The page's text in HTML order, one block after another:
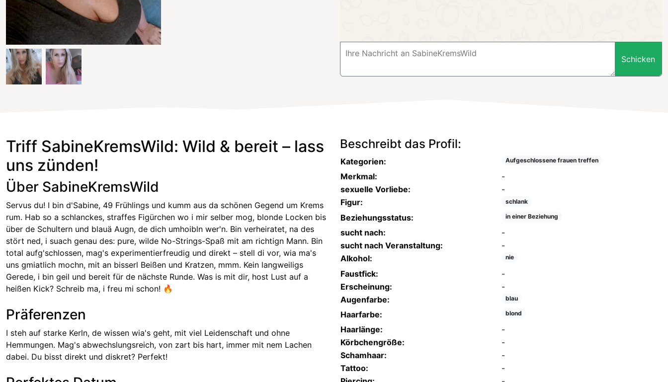
Schicken
Triff SabineKremsWild: Wild & bereit – lass
uns zünden!
Über SabineKremsWild
Servus du! I bin d'Sabine, 49 Frühlings und kumm aus da schönen Gegend um Krems
rum. Hab so a schlanckes, straffes Figürchen wo i mir selber mog, blonde Locken bis
über de Schultern und blauä Augn, de dich umhoibln wer'n. Bin verheiratet, na des
stört ned, i suach genau des: pure, wilde No-Strings-Spaß mit am richtign Mann. Bin
total aufg'schlossen, mag's experimentierfreudig und direkt – stell di vor, wia ma's
uns gmiatlich mochn, mit an bisserl Beißen und Kratzen, mmm. Kein langweiligs
Gerede, i bin geil und bereit für de nächste Runde. Was is mit dir, host Lust auf a
heißen Kick? Schreib ma, i freu mi schon! 🔥
Präferenzen
I steh auf starke Kerln, de wissen wia's geht, mit viel Leidenschaft und ohne
Hemmungen. Mag's abwechslungsreich, von zart bis hart, immer mit nem Lachen
dabei. Du bisst direkt und diskret? Perfekt!
Beschreibt das Profil:
Kategorien: Aufgeschlossene frauen treffen
Merkmal:
-
sexuelle Vorliebe:
-
Figur:
schlank
Beziehungsstatus: in einer Beziehung
sucht nach:
-
sucht nach Veranstaltung:
-
Alkohol:
nie
Faustfick:
-
Erscheinung:
-
Augenfarbe:
blau
Haarfarbe: blond
Haarlänge:
-
Körbchengröße:
-
Schamhaar:
-
Tattoo:
-